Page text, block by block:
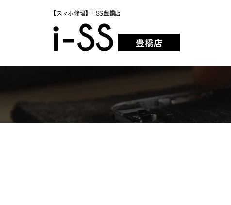
【スマホ修理】i-SS豊橋店